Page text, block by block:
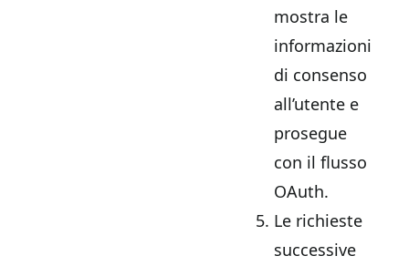
mostra le
informazioni
di consenso
all’utente e
prosegue
con il flusso
OAuth.
Le richieste
successive